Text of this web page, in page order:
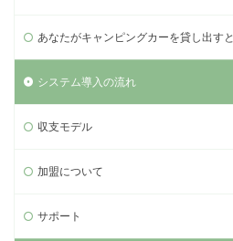
あなたがキャンピングカーを貸し出すと
システム導入の流れ
収支モデル
加盟について
サポート